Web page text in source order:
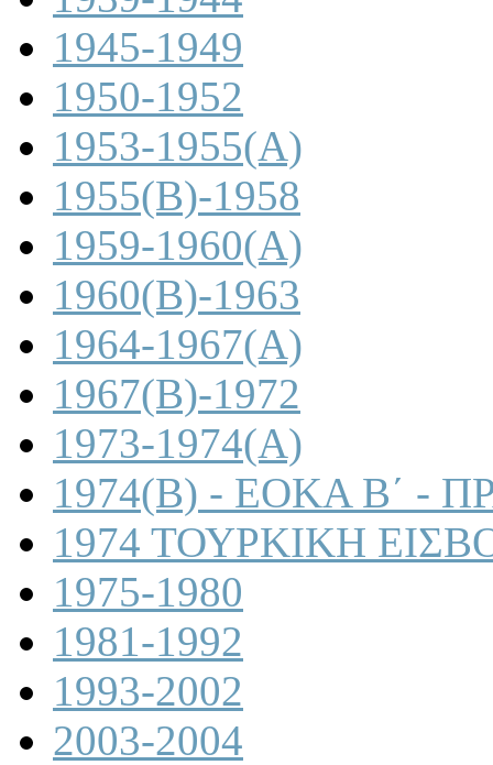
1945-1949
1950-1952
1953-1955(A)
1955(B)-1958
1959-1960(A)
1960(B)-1963
1964-1967(A)
1967(B)-1972
1973-1974(A)
1974(B) - ΕΟΚΑ Β΄ -
1974 ΤΟΥΡΚΙΚΗ
1975-1980
1981-1992
1993-2002
2003-2004